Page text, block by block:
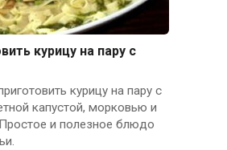
курицу на пару с
курицу на пару с
капустой, морковью и
и полезное блюдо